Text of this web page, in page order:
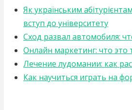
Як українським
вступ до університету
Сход развал автомобиля:
Онлайн маркетинг: что это
Лечение лудомании: как
Как научиться играть на